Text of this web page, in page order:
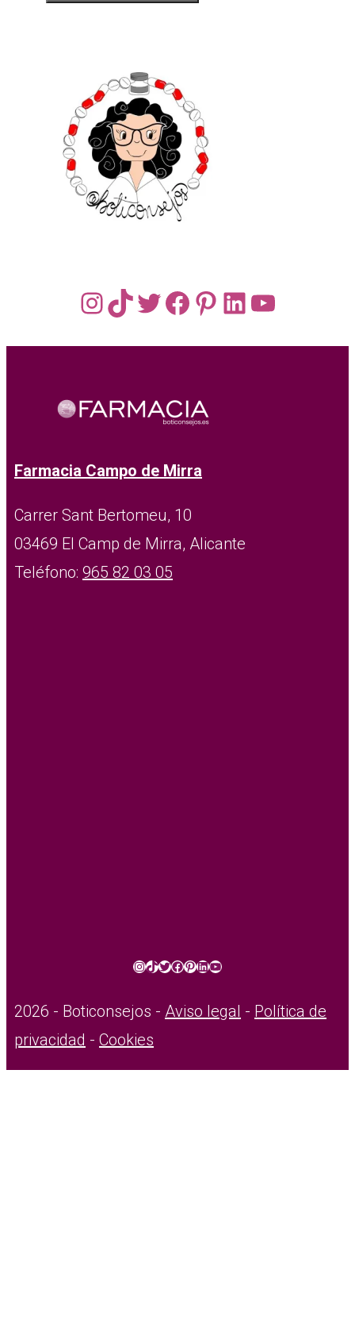
Instagram
TikTok
Twitter
Facebook
Pinterest
LinkedIn
Farmacia Campo de Mirra
Carrer Sant Bertomeu, 10
03469 El Camp de Mirra, Alicante
Teléfono: 965 82 03 05
Instagram
TikTok
Twitter
Facebook
Pinterest
LinkedIn
YouTube
2026 - Boticonsejos - Aviso legal - Política de
privacidad - Cookies